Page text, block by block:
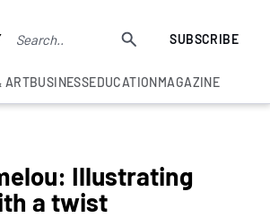
SUBSCRIBE
ARTBUSINESSEDUCATIONMAGAZINE
Illustrating
a twist